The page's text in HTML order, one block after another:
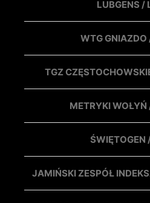
LUBGENS /
WTG
TGZ
METRYKI
ŚWIĘTOGEN
JAMIŃSKI ZESPÓŁ